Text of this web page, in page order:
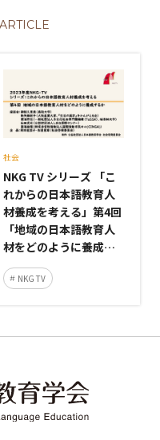
社会
NKG TV シリーズ 「こ
れからの日本語教育人
材養成を考える」第4回
「地域の日本語教育人
材をどのように養成す
るか」を公開中です。
NKG TV